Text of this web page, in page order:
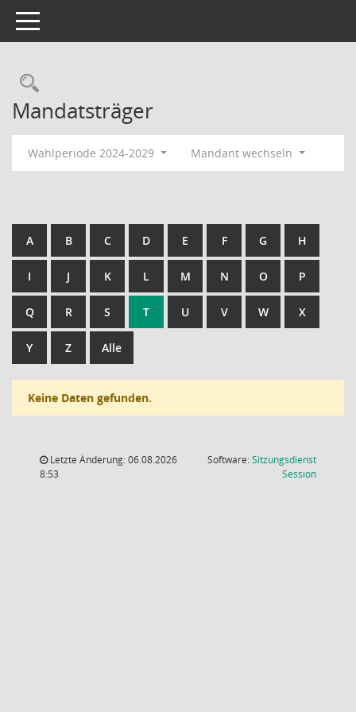
Toggle navigation
Rechercheauswahl
Mandatsträger
Wahlperiode 2024-2029 Mandant wechseln
A B C D E F G H
I J K L M N O P
Q R S T U V W X
Y Z Alle
Keine Daten gefunden.
Letzte Änderung: 06.08.2026
8:53
Software:Sitzungsdienst
Session(Wird in